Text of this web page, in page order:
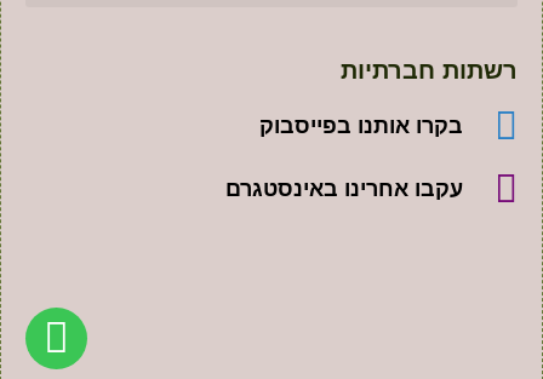
רשתות חברתיות
בקרו אותנו בפייסבוק
עקבו אחרינו באינסטגרם